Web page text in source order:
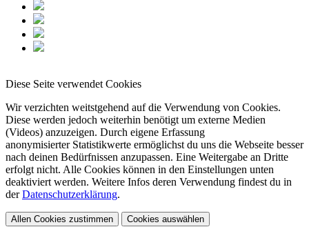
Diese Seite verwendet Cookies
Wir verzichten weitstgehend auf die Verwendung von Cookies.
Diese werden jedoch weiterhin benötigt um externe Medien
(Videos) anzuzeigen. Durch eigene Erfassung
anonymisierter Statistikwerte ermöglichst du uns die Webseite besser
nach deinen Bedürfnissen anzupassen. Eine Weitergabe an Dritte
erfolgt nicht. Alle Cookies können in den Einstellungen unten
deaktiviert werden. Weitere Infos deren Verwendung findest du in
derDatenschutzerklärung.
Allen Cookies zustimmen Cookies auswählen